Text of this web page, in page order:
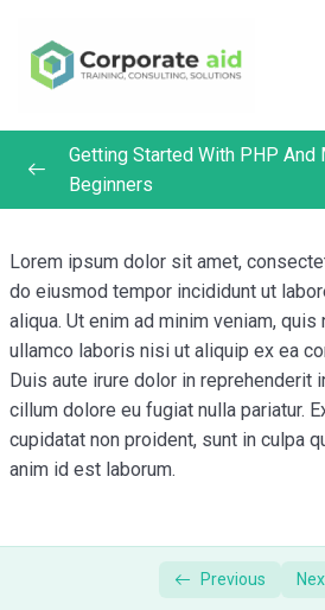
The Weather App Project
Intro To API’S
How To Make API Request
Displaying The Data
Getting Started With PHP And
Beginners
Lorem ipsum dolor sit amet,
do eiusmod tempor incididunt ut
aliqua. Ut enim ad minim veniam,
ullamco laboris nisi ut aliquip ex ea
Duis aute irure dolor in reprehenderit
cillum dolore eu fugiat nulla pariatur.
cupidatat non proident, sunt in culpa
anim id est laborum.
Previous
Sign in
Sign in
Don’t have an account?
Remember me